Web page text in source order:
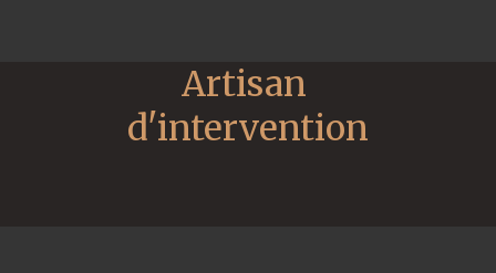
Artisan
d'intervention